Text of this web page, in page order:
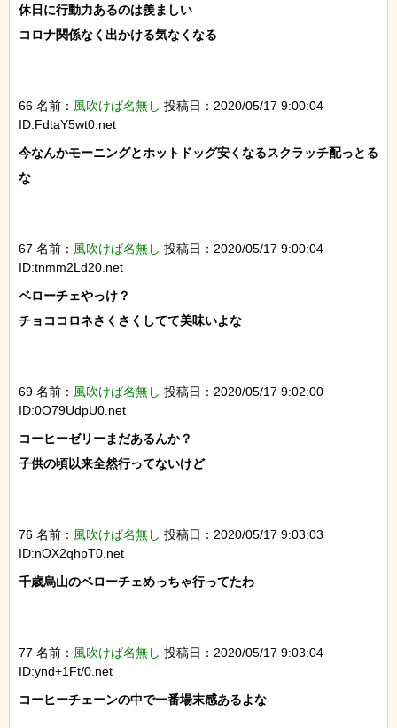
休日に行動力あるのは羨ましい
コロナ関係なく出かける気なくなる
66 名前： 風吹けば名無し 投稿日：2020/05/17 9:00:04
ID:FdtaY5wt0.net
今なんかモーニングとホットドッグ安くなるスクラッチ配っとる
な
67 名前： 風吹けば名無し 投稿日：2020/05/17 9:00:04
ID:tnmm2Ld20.net
ベローチェやっけ？
チョココロネさくさくしてて美味いよな
69 名前： 風吹けば名無し 投稿日：2020/05/17 9:02:00
ID:0O79UdpU0.net
コーヒーゼリーまだあるんか？
子供の頃以来全然行ってないけど
76 名前： 風吹けば名無し 投稿日：2020/05/17 9:03:03
ID:nOX2qhpT0.net
千歳烏山のベローチェめっちゃ行ってたわ
77 名前： 風吹けば名無し 投稿日：2020/05/17 9:03:04
ID:ynd+1Ft/0.net
コーヒーチェーンの中で一番場末感あるよな